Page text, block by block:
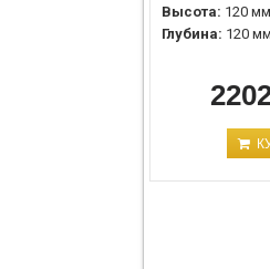
Высота: 120 мм
Глубина: 120